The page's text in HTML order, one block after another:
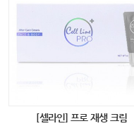
[셀라인] 프로 재생 크림